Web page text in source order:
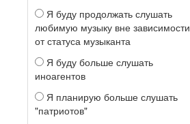
Я буду продолжать слушать
любимую музыку вне зависимости
от статуса музыканта
Я буду больше слушать
иноагентов
Я планирую больше слушать
"патриотов"